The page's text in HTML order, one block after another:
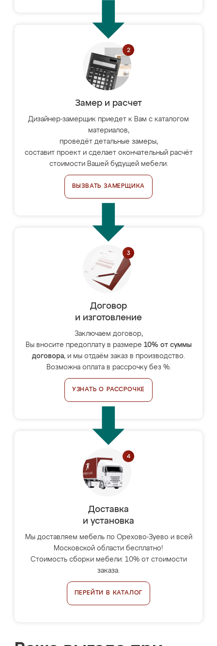
Замер и расчет
Дизайнер-замерщик приедет к Вам с каталогом
материалов,
проведёт детальные замеры,
составит проект и сделает окончательный расчёт
стоимости Вашей будущей мебели.
ВЫЗВАТЬ ЗАМЕРЩИКА
Договор
и изготовление
Заключаем договор,
Вы вносите предоплату в размере 10% от суммы
договора, и мы отдаём заказ в производство.
Возможна оплата в рассрочку без %.
УЗНАТЬ О РАССРОЧКЕ
Доставка
и установка
Мы доставляем мебель по Орехово-Зуево и всей
Московской области бесплатно!
Стоимость сборки мебели: 10% от стоимости
заказа.
ПЕРЕЙТИ В КАТАЛОГ